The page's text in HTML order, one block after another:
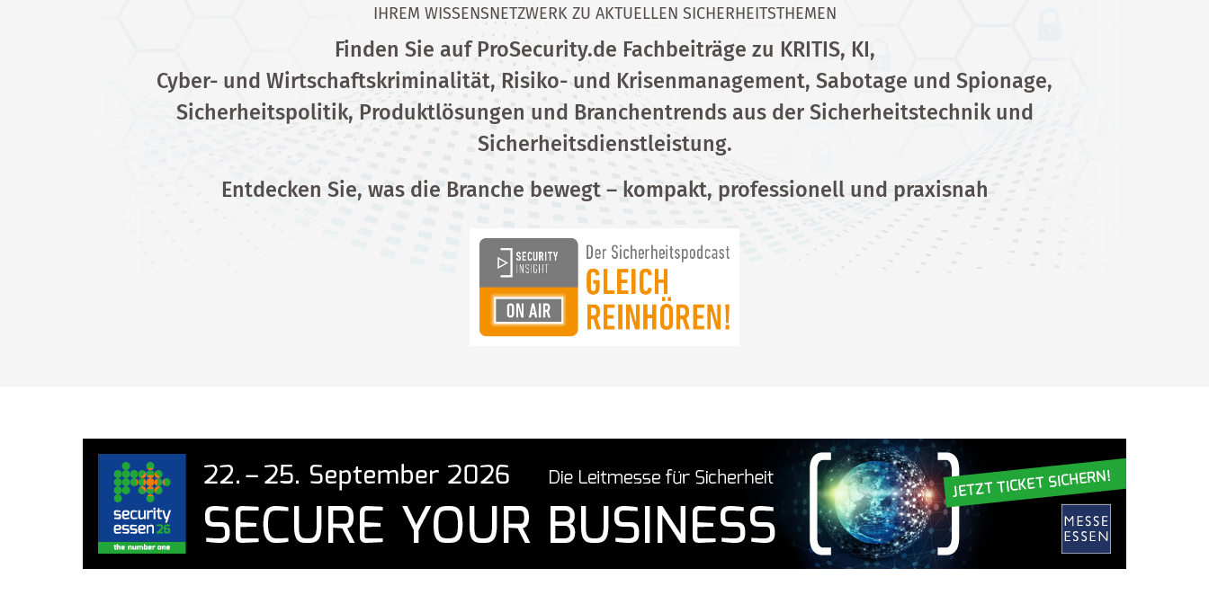
IHREM WISSENSNETZWERK ZU AKTUELLEN SICHERHEITSTHEMEN
Finden Sie auf ProSecurity.de Fachbeiträge zu KRITIS, KI,
Cyber- und Wirtschaftskriminalität, Risiko- und Krisenmanagement, Sabotage und Spionage,
Sicherheitspolitik, Produktlösungen und Branchentrends aus der Sicherheitstechnik und
Sicherheitsdienstleistung.
Entdecken Sie, was die Branche bewegt – kompakt, professionell und praxisnah